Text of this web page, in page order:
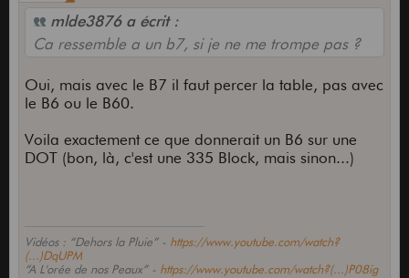
mlde3876 a écrit :
Ca ressemble a un b7, si je ne me trompe pas ?
Oui, mais avec le B7 il faut percer la table, pas avec
le B6 ou le B60.
Voila exactement ce que donnerait un B6 sur une
DOT (bon, là, c'est une 335 Block, mais sinon...)
Vidéos : “Dehors la Pluie” - https://www.youtube.com/watch?
(...)DqUPM
“A L'orée de nos Peaux” - https://www.youtube.com/watch?(...)P08ig